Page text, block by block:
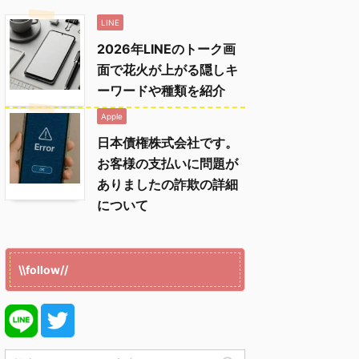
LINE
2026年LINEのトーク画
面で花火が上がる隠しキ
ーワードや種類を紹介
Apple
日本債権株式会社です。
お客様の支払いに問題が
ありましたの詐欺の詳細
について
\\follow//